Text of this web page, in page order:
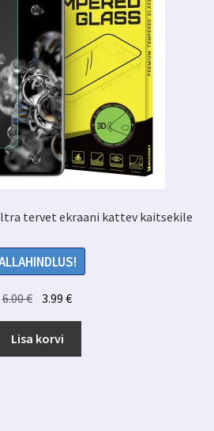
tervet ekraani kattev kaitsekile
6.00€ Algne
hind
oli:
6.00 €.
3.99€Praegune
hind
3.99 €.
Lisa korvi